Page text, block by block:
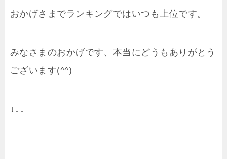
おかげさまでランキングではいつも上位です。
みなさまのおかげです、本当にどうもありがとう
ございます(^^)
↓↓↓